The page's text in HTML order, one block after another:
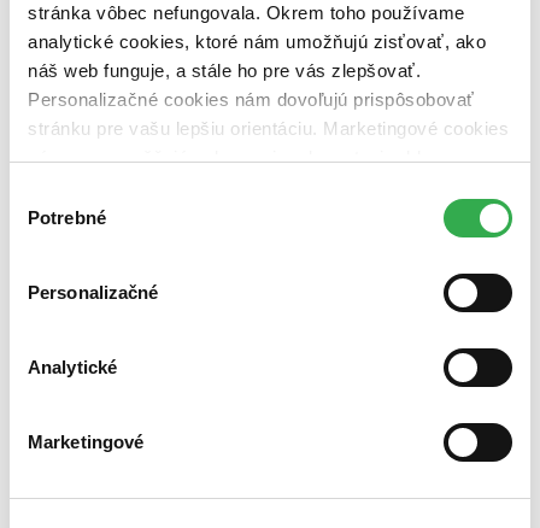
stránka vôbec nefungovala. Okrem toho používame
analytické cookies, ktoré nám umožňujú zisťovať, ako
náš web funguje, a stále ho pre vás zlepšovať.
Personalizačné cookies nám dovoľujú prispôsobovať
stránku pre vašu lepšiu orientáciu. Marketingové cookies
nám zas umožňujú zobrazenie relevantnej reklamy.
nám pomohlo, keby sme mohli používať všetky tieto
súhlasu
Potrebné
Personalizačné
Analytické
Marketingové
čítaná (0 titulov)čítaná
čítaná - výborný stav (0 titulov)čítaná - výborný stav
čítaná - mierne opotrebovaná (0 titulov)čítaná - mierne
opotrebovaná
čítané verzie vypredaných kníh (0 titulov)
čítané verzie
vypredaných kníh
Top hodnotené
Najlacnejšie
Najvyššia zľava